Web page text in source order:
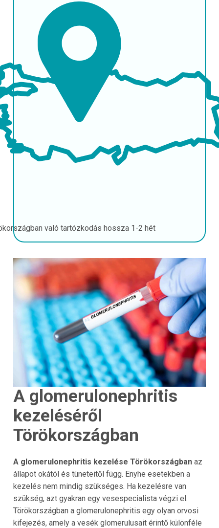
való tartózkodás hossza 1-2 hét
A glomerulonephritis
kezeléséről
Törökországban
A glomerulonephritis kezelése Törökországbanaz
állapot okától és tüneteitől függ. Enyhe esetekben a
kezelés nem mindig szükséges. Ha kezelésre van
szükség, azt gyakran egy vesespecialista végzi el.
Törökországban a glomerulonephritis egy olyan orvosi
kifejezés, amely a vesék glomerulusait érintő különféle